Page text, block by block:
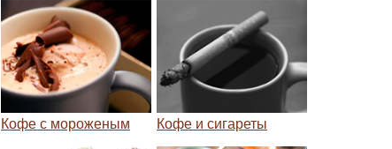
Кофе с мороженым Кофе и сигареты